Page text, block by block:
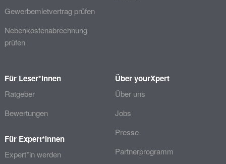
Gewerbemietvertrag prüfen
Nebenkostenabrechnung
prüfen
Für Leser*innen
Ratgeber
Bewertungen
Für Expert*innen
Expert*in werden
Über yourXpert
Über uns
Jobs
Presse
Partnerprogramm